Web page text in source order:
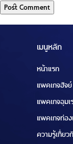
เมนูหลัก
หน้าแรก
แพคเกจฮัจย์
แพคเกจอุมเ
แพคเกจท่อง
ความรู้เกี่ยว